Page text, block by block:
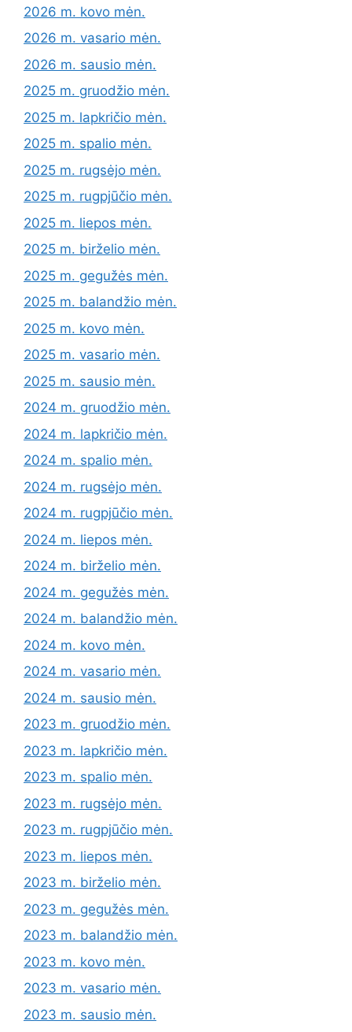
2026 m. kovo mėn.
2026 m. vasario mėn.
2026 m. sausio mėn.
2025 m. gruodžio mėn.
2025 m. lapkričio mėn.
2025 m. spalio mėn.
2025 m. rugsėjo mėn.
2025 m. rugpjūčio mėn.
2025 m. liepos mėn.
2025 m. birželio mėn.
2025 m. gegužės mėn.
2025 m. balandžio mėn.
2025 m. kovo mėn.
2025 m. vasario mėn.
2025 m. sausio mėn.
2024 m. gruodžio mėn.
2024 m. lapkričio mėn.
2024 m. spalio mėn.
2024 m. rugsėjo mėn.
2024 m. rugpjūčio mėn.
2024 m. liepos mėn.
2024 m. birželio mėn.
2024 m. gegužės mėn.
2024 m. balandžio mėn.
2024 m. kovo mėn.
2024 m. vasario mėn.
2024 m. sausio mėn.
2023 m. gruodžio mėn.
2023 m. lapkričio mėn.
2023 m. spalio mėn.
2023 m. rugsėjo mėn.
2023 m. rugpjūčio mėn.
2023 m. liepos mėn.
2023 m. birželio mėn.
2023 m. gegužės mėn.
2023 m. balandžio mėn.
2023 m. kovo mėn.
2023 m. vasario mėn.
2023 m. sausio mėn.